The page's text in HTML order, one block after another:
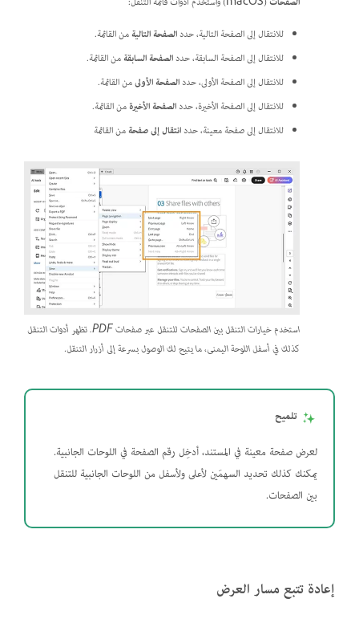
للانتقال إلى الصفحة التالية، حددالصفحة التاليةمن القائمة.
للانتقال إلى الصفحة السابقة، حددالصفحة السابقةمن القائمة.
للانتقال إلى الصفحة الأولى، حددالصفحة الأولىمن القائمة.
للانتقال إلى الصفحة الأخيرة، حددالصفحة الأخيرةمن القائمة.
للانتقال إلى صفحة معينة، حددانتقال إلى صفحةمن القائمة
استخدم خيارات التنقل بين الصفحات للتنقل عبر صفحات PDF. تظهر أدوات التنقل
كذلك في أسفل اللوحة اليمنى، ما يتيح لك الوصول بسرعة إلى أزرار التنقل.
تلميح
لعرض صفحة معينة في المستند، أدخِل رقم الصفحة في اللوحات الجانبية.
يمكنك كذلك تحديد السهمَين لأعلى ولأسفل من اللوحات الجانبية للتنقل
بين الصفحات.
إعادة تتبع مسار العرض